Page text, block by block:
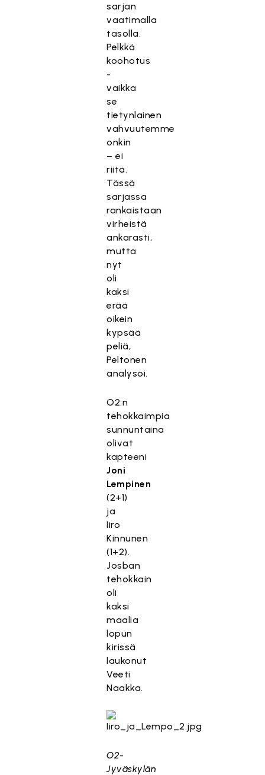
sarjan
vaatimalla
tasolla.
Pelkkä
koohotus
-
vaikka
se
tietynlainen
vahvuutemme
onkin
– ei
riitä.
Tässä
sarjassa
rankaistaan
virheistä
ankarasti,
mutta
nyt
oli
kaksi
erää
oikein
kypsää
peliä,
Peltonen
analysoi.
O2:n
tehokkaimpia
sunnuntaina
olivat
kapteeni
Joni
Lempinen
(2+1)
ja
Iiro
Kinnunen
(1+2).
Josban
tehokkain
oli
kaksi
maalia
lopun
kirissä
laukonut
Veeti
Naakka.
O2-
Jyväskylän